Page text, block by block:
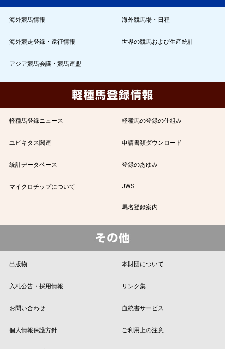
海外競馬情報 海外競馬場・日程
海外競走登録・遠征情報 世界の競馬および生産統計
アジア競馬会議・競馬連盟
軽種馬登録ニュース 軽種馬の登録の仕組み
ユビキタス関連 申請書類ダウンロード
統計データベース 登録のあゆみ
マイクロチップについて JWS
馬名登録案内
出版物 本財団について
入札公告・採用情報 リンク集
お問い合わせ 血統書サービス
個人情報保護方針 ご利用上の注意